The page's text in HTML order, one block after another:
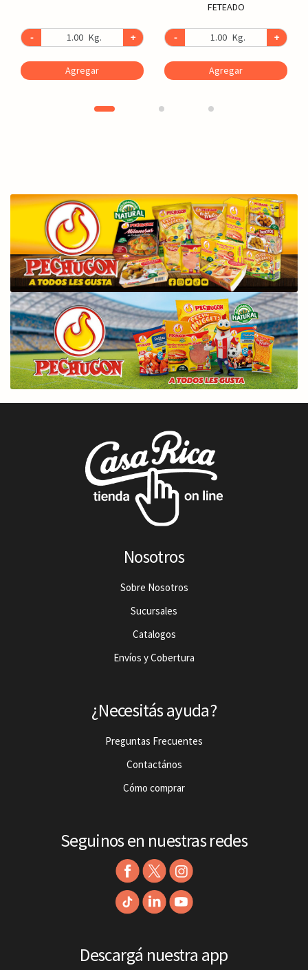
- Kg. +
Agregar
FETEADO
- Kg. +
Agregar
Nosotros
Sobre Nosotros
Sucursales
Catalogos
Envíos y Cobertura
¿Necesitás ayuda?
Preguntas Frecuentes
Contactános
Cómo comprar
Seguinos en nuestras redes
Descargá nuestra app